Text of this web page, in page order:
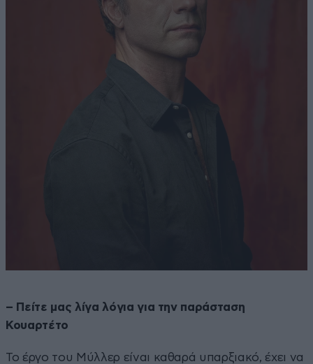
– Πείτε μας λίγα λόγια για την παράσταση
Κουαρτέτο
Το έργο του Μύλλερ είναι καθαρά υπαρξιακό, έχει να